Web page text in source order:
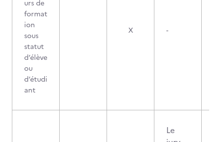
urs de
format
ion
sous
statut
d’élève
ou
d’étudi
ant
X -
Le